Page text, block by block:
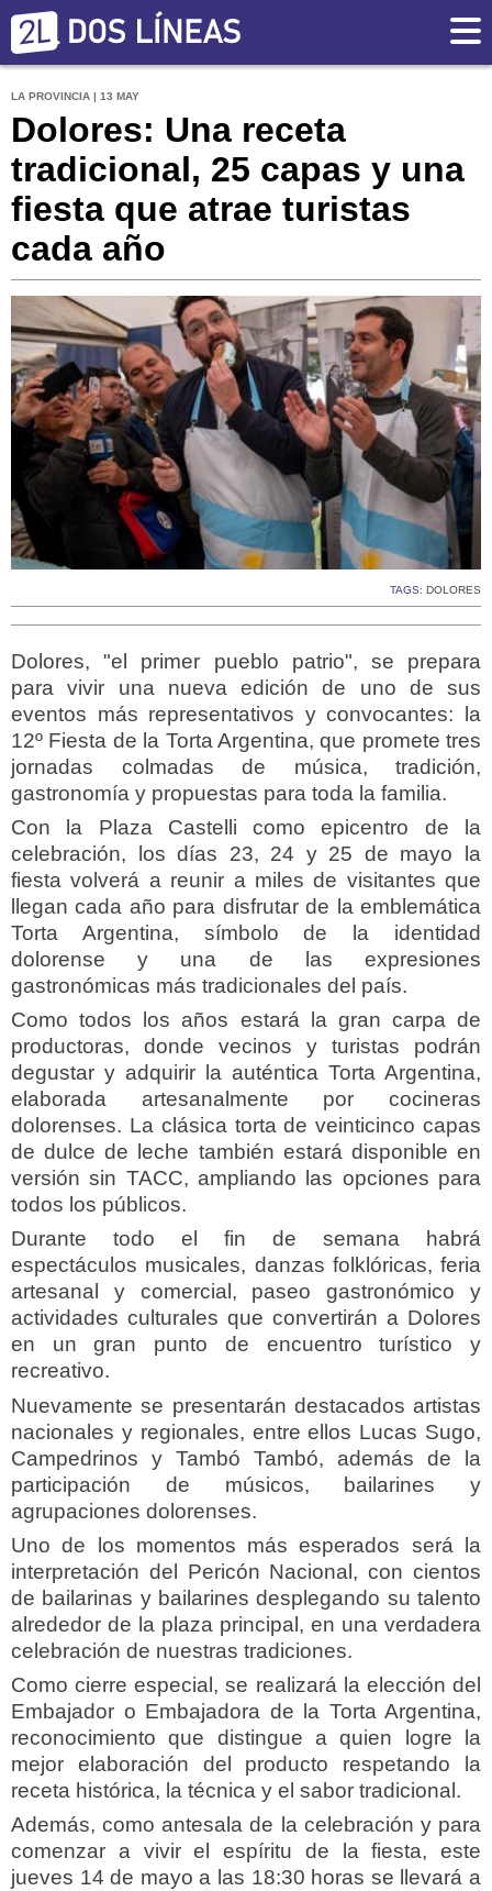
LA PROVINCIA | 13 MAY
Dolores: Una receta
tradicional, 25 capas y una
fiesta que atrae turistas
cada año
TAGS: DOLORES
Dolores, "el primer pueblo patrio", se prepara
para vivir una nueva edición de uno de sus
eventos más representativos y convocantes: la
12º Fiesta de la Torta Argentina, que promete tres
jornadas colmadas de música, tradición,
gastronomía y propuestas para toda la familia.
Con la Plaza Castelli como epicentro de la
celebración, los días 23, 24 y 25 de mayo la
fiesta volverá a reunir a miles de visitantes que
llegan cada año para disfrutar de la emblemática
Torta Argentina, símbolo de la identidad
dolorense y una de las expresiones
gastronómicas más tradicionales del país.
Como todos los años estará la gran carpa de
productoras, donde vecinos y turistas podrán
degustar y adquirir la auténtica Torta Argentina,
elaborada artesanalmente por cocineras
dolorenses. La clásica torta de veinticinco capas
de dulce de leche también estará disponible en
versión sin TACC, ampliando las opciones para
todos los públicos.
Durante todo el fin de semana habrá
espectáculos musicales, danzas folklóricas, feria
artesanal y comercial, paseo gastronómico y
actividades culturales que convertirán a Dolores
en un gran punto de encuentro turístico y
recreativo.
Nuevamente se presentarán destacados artistas
nacionales y regionales, entre ellos Lucas Sugo,
Campedrinos y Tambó Tambó, además de la
participación de músicos, bailarines y
agrupaciones dolorenses.
Uno de los momentos más esperados será la
interpretación del Pericón Nacional, con cientos
de bailarinas y bailarines desplegando su talento
alrededor de la plaza principal, en una verdadera
celebración de nuestras tradiciones.
Como cierre especial, se realizará la elección del
Embajador o Embajadora de la Torta Argentina,
reconocimiento que distingue a quien logre la
mejor elaboración del producto respetando la
receta histórica, la técnica y el sabor tradicional.
Además, como antesala de la celebración y para
comenzar a vivir el espíritu de la fiesta, este
jueves 14 de mayo a las 18:30 horas se llevará a